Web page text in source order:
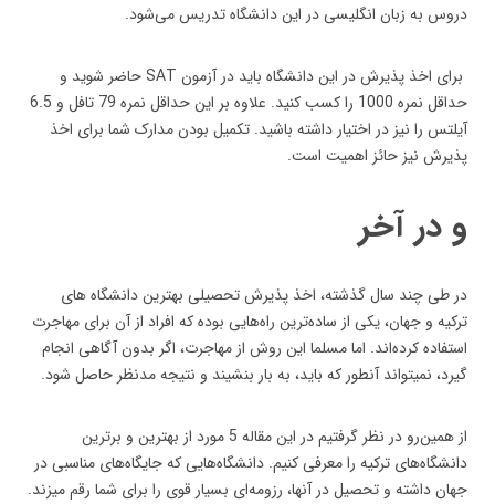
دروس به زبان انگلیسی در این دانشگاه تدریس می‌شود.
برای اخذ پذیرش در این دانشگاه باید در آزمون SAT حاضر شوید و
حداقل نمره 1000 را کسب کنید. علاوه بر این حداقل نمره 79 تافل و 6.5
آیلتس را نیز در اختیار داشته باشید. تکمیل بودن مدارک شما برای اخذ
پذیرش نیز حائز اهمیت است.
و در آخر
در طی چند سال گذشته، اخذ پذیرش تحصیلی بهترین دانشگاه‌ های
ترکیه و جهان، یکی از ساده‌ترین راه‌هایی بوده که افراد از آن برای مهاجرت
استفاده کرده‌اند. اما مسلما این روش از مهاجرت، اگر بدون آگاهی انجام
گیرد، نمیتواند آنطور که باید، به بار بنشیند و نتیجه مدنظر حاصل شود.
از همین‌رو در نظر گرفتیم در این مقاله 5 مورد از بهترین و برترین
دانشگاه‌های ترکیه را معرفی کنیم. دانشگاه‌هایی که جایگاه‌های مناسبی در
جهان داشته و تحصیل در آنها، رزومه‌ای بسیار قوی را برای شما رقم میزند.